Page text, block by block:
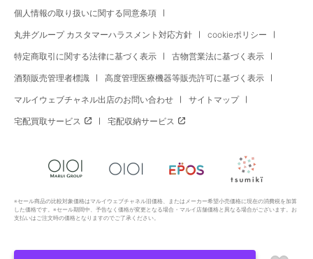
個人情報の取り扱いに関する同意条項
丸井グループ カスタマーハラスメント対応方針 cookieポリシー
特定商取引に関する法律に基づく表示 古物営業法に基づく表示
酒類販売管理者標識 高度管理医療機器等販売許可に基づく表示
マルイウェブチャネル出店のお問い合わせ サイトマップ
宅配買取サービス 宅配収納サービス
※セール商品の比較対象価格はマルイウェブチャネル旧価格、またはメーカー希望小売価格に現在の消費税を加算
した価格です。※セール期間中、予告なく価格が変更となる場合・マルイ店舗価格と異なる場合がございます。お
支払いはご注文時の価格となりますのでご了承ください。